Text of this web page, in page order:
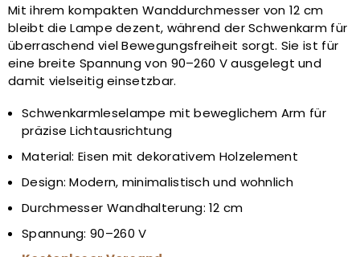
Mit ihrem kompakten Wanddurchmesser von 12 cm
bleibt die Lampe dezent, während der Schwenkarm für
überraschend viel Bewegungsfreiheit sorgt. Sie ist für
eine breite Spannung von 90–260 V ausgelegt und
damit vielseitig einsetzbar.
Schwenkarmleselampe mit beweglichem Arm für
präzise Lichtausrichtung
Material: Eisen mit dekorativem Holzelement
Design: Modern, minimalistisch und wohnlich
Durchmesser Wandhalterung: 12 cm
Spannung: 90–260 V